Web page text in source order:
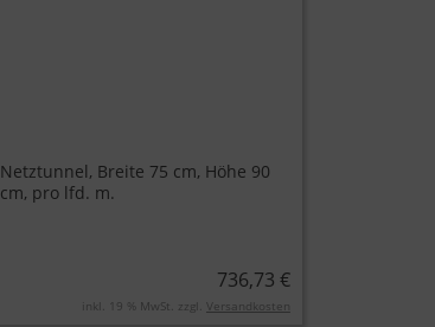
Netztunnel, Breite 75 cm, Höhe 90
cm, pro lfd. m.
736,73 €
inkl. 19 % MwSt. zzgl. Versandkosten